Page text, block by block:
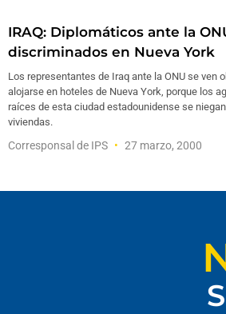
IRAQ: Diplomáticos ante la
discriminados en Nueva York
Los representantes de Iraq ante la ONU se ven
alojarse en hoteles de Nueva York, porque los
raíces de esta ciudad estadounidense se
viviendas.
Corresponsal de IPS 27 marzo, 2000